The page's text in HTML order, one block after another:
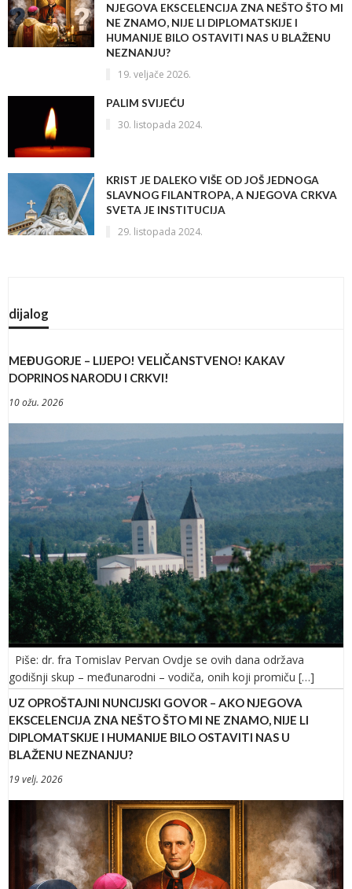
NJEGOVA EKSCELENCIJA ZNA NEŠTO ŠTO MI
NE ZNAMO, NIJE LI DIPLOMATSKIJE I
HUMANIJE BILO OSTAVITI NAS U BLAŽENU
NEZNANJU?
19. veljače 2026.
PALIM SVIJEĆU
30. listopada 2024.
KRIST JE DALEKO VIŠE OD JOŠ JEDNOGA
SLAVNOG FILANTROPA, A NJEGOVA CRKVA
SVETA JE INSTITUCIJA
29. listopada 2024.
dijalog
MEĐUGORJE – LIJEPO! VELIČANSTVENO! KAKAV
DOPRINOS NARODU I CRKVI!
10 ožu. 2026
Piše: dr. fra Tomislav Pervan Ovdje se ovih dana održava
godišnji skup – međunarodni – vodiča, onih koji promiču […]
UZ OPROŠTAJNI NUNCIJSKI GOVOR – AKO NJEGOVA
EKSCELENCIJA ZNA NEŠTO ŠTO MI NE ZNAMO, NIJE LI
DIPLOMATSKIJE I HUMANIJE BILO OSTAVITI NAS U
BLAŽENU NEZNANJU?
19 velj. 2026